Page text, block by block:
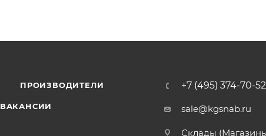
ПРОИЗВОДИТЕЛИ
ВАКАНСИИ
+7 (495) 374-70-52
sale@kgsnab.ru
Склады